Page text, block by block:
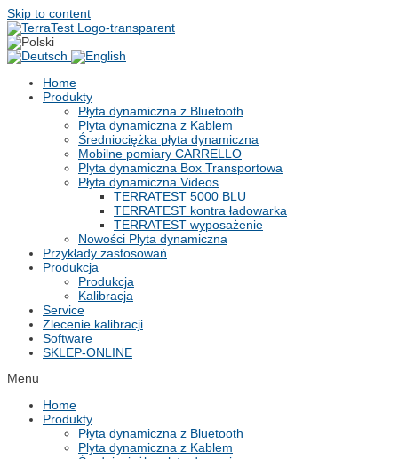
Skip to content
Home
Produkty
Płyta dynamiczna z Bluetooth
Plyta dynamiczna z Kablem
Średniociężka płyta dynamiczna
Mobilne pomiary CARRELLO
Plyta dynamiczna Box Transportowa
Płyta dynamiczna Videos
TERRATEST 5000 BLU
TERRATEST kontra ładowarka
TERRATEST wyposażenie
Nowości Plyta dynamiczna
Przykłady zastosowań
Produkcja
Produkcja
Kalibracja
Service
Zlecenie kalibracji
Software
SKLEP-ONLINE
Menu
Home
Produkty
Płyta dynamiczna z Bluetooth
Plyta dynamiczna z Kablem